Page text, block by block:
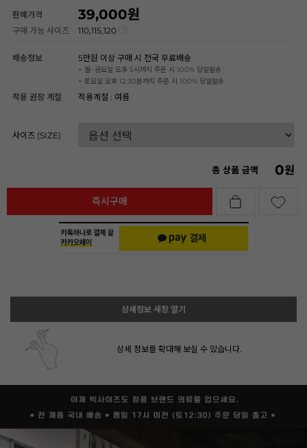
판매가격 39,000
구매 가능 사이즈 110,115,120
배송정보 5만원 이상 구매 시 전국 무료배송
+ 월~금요일 오후 5시까지 주문 시 100% 당일발송
+ 토요일 오후 12:30분까지 주문 시 100% 당일발송
착용 권장 계절 적용계절 : 여름
사이즈 (SIZE)
총 상품 금액 0원
즉시구매
상세정보 새창 열기
상세 정보를 확대해 보실 수 있습니다.